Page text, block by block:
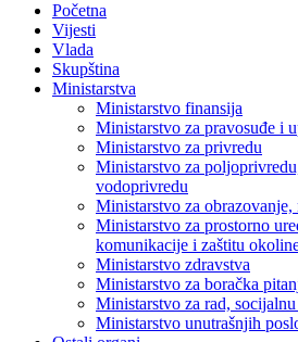
Početna
Vijesti
Vlada
Skupština
Ministarstva
Ministarstvo finansija
Ministarstvo za pravosuđe i
Ministarstvo za privredu
Ministarstvo za
vodoprivredu
Ministarstvo za
Ministarstvo za prostorno
komunikacije i zaštitu
Ministarstvo zdravstva
Ministarstvo za boračka
Ministarstvo za rad,
Ministarstvo unutrašnjih